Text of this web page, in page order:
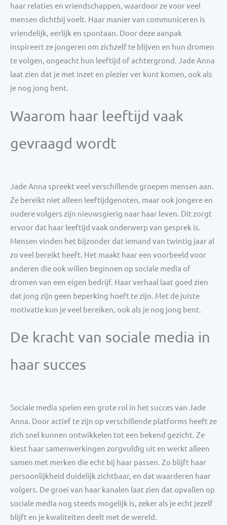
haar relaties en vriendschappen, waardoor ze voor veel
mensen dichtbij voelt. Haar manier van communiceren is
vriendelijk, eerlijk en spontaan. Door deze aanpak
inspireert ze jongeren om zichzelf te blijven en hun dromen
te volgen, ongeacht hun leeftijd of achtergrond. Jade Anna
laat zien dat je met inzet en plezier ver kunt komen, ook als
je nog jong bent.
Waarom haar leeftijd vaak
gevraagd wordt
Jade Anna spreekt veel verschillende groepen mensen aan.
Ze bereikt niet alleen leeftijdgenoten, maar ook jongere en
oudere volgers zijn nieuwsgierig naar haar leven. Dit zorgt
ervoor dat haar leeftijd vaak onderwerp van gesprek is.
Mensen vinden het bijzonder dat iemand van twintig jaar al
zo veel bereikt heeft. Het maakt haar een voorbeeld voor
anderen die ook willen beginnen op sociale media of
dromen van een eigen bedrijf. Haar verhaal laat goed zien
dat jong zijn geen beperking hoeft te zijn. Met de juiste
motivatie kun je veel bereiken, ook als je nog jong bent.
De kracht van sociale media in
haar succes
Sociale media spelen een grote rol in het succes van Jade
Anna. Door actief te zijn op verschillende platforms heeft ze
zich snel kunnen ontwikkelen tot een bekend gezicht. Ze
kiest haar samenwerkingen zorgvuldig uit en werkt alleen
samen met merken die echt bij haar passen. Zo blijft haar
persoonlijkheid duidelijk zichtbaar, en dat waarderen haar
volgers. De groei van haar kanalen laat zien dat opvallen op
sociale media nog steeds mogelijk is, zeker als je echt jezelf
blijft en je kwaliteiten deelt met de wereld.